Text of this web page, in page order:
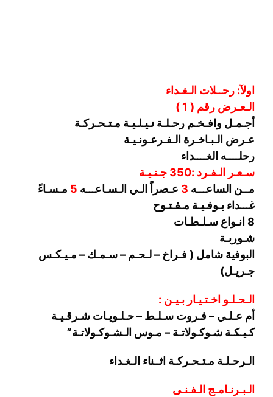
اولآ: رحــلات الـغـداء
الـعـرض رقم ( 1 )
أجـمـل وافـخـم رحـلـة نـيـلـيـة مـتـحـركـة
عـرض الـبـاخـرة الـفـرعـونـيـة
رحلــــه الغــــداء
سـعـر الـفـرد :350 جـنـيـة
مــن الساعـــه 3 عـصراً الـي الـسـاعـــه 5 مـسـاءً
غـــداء بـوفـيـة مـفـتـوح
8 انـواع سـلـطـات
شـوربـة
البوفية شامل ( فـراخ – لـحـم – سـمـك – مـيـكـس
جـريـل)
الـحـلـو اخـتـيـار بـيـن :
أم عـلـي – فـروت سـلـط – حـلـويـات شـرقـيـة
كـيـكـة شـوكـولاتـة – مـوس الـشـوكـولاتـة”
الـرحـلـة مـتـحـركـة اثــناء الـغـداء
الـبـرنـامـج الـفـنـى